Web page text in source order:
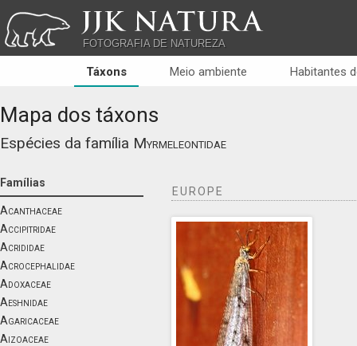
JJK NATURA
FOTOGRAFIA DE NATUREZA
Táxons Meio ambiente Habitantes
Mapa dos táxons
Espécies da família Myrmeleontidae
Famílias
Acanthaceae
Accipitridae
Acrididae
Acrocephalidae
Adoxaceae
Aeshnidae
Agaricaceae
Aizoaceae
EUROPE